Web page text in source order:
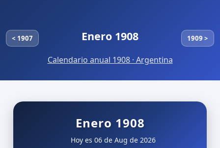
< 1907 Enero 1908 1909 >
Calendario anual 1908 · Argentina
Enero 1908
Hoy es 06 de Aug de 2026